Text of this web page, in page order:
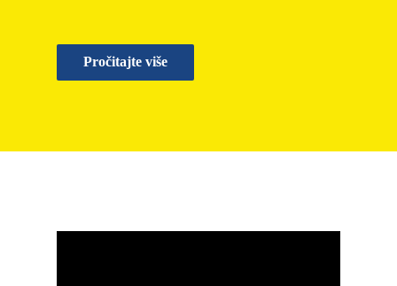
Pročitajte više